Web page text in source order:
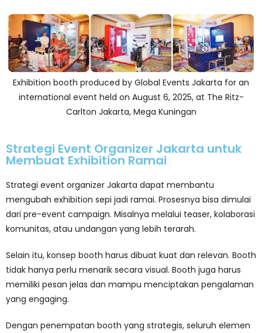
Exhibition booth produced by Global Events Jakarta for an
international event held on August 6, 2025, at The Ritz-
Carlton Jakarta, Mega Kuningan
Strategi Event Organizer Jakarta untuk
Membuat Exhibition Ramai
Strategi event organizer Jakarta dapat membantu
mengubah exhibition sepi jadi ramai. Prosesnya bisa dimulai
dari pre-event campaign. Misalnya melalui teaser, kolaborasi
komunitas, atau undangan yang lebih terarah.
Selain itu, konsep booth harus dibuat kuat dan relevan. Booth
tidak hanya perlu menarik secara visual. Booth juga harus
memiliki pesan jelas dan mampu menciptakan pengalaman
yang engaging.
Dengan penempatan booth yang strategis, seluruh elemen